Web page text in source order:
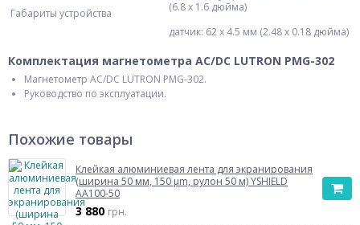
Габариты устройства
(6.8 x 1.6 дюйма)
датчик: 62 х 4.5 мм (2.48 x 0.18 дюйма)
Комплектация магнетометра AC/DC LUTRON PMG-302
Магнетометр AC/DC LUTRON PMG-302.
Руководство по эксплуатации.
Похожие товары
Клейкая алюминиевая лента для экранирования
(ширина 50 мм, 150 µm, рулон 50 м) YSHIELD
AA100-50
3 880 грн.